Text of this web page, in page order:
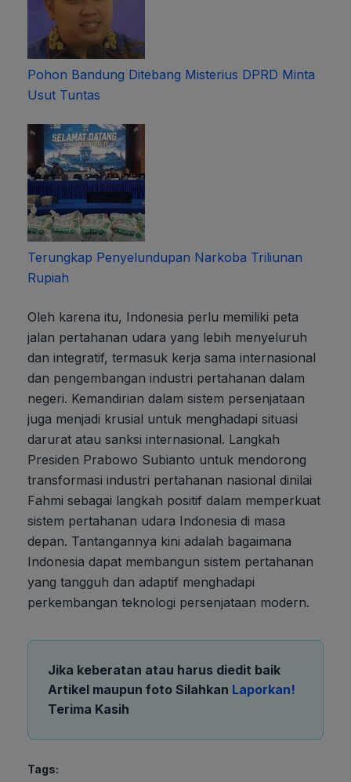
Pohon Bandung Ditebang Misterius DPRD Minta
Usut Tuntas
Terungkap Penyelundupan Narkoba Triliunan
Rupiah
Oleh karena itu, Indonesia perlu memiliki peta
jalan pertahanan udara yang lebih menyeluruh
dan integratif, termasuk kerja sama internasional
dan pengembangan industri pertahanan dalam
negeri. Kemandirian dalam sistem persenjataan
juga menjadi krusial untuk menghadapi situasi
darurat atau sanksi internasional. Langkah
Presiden Prabowo Subianto untuk mendorong
transformasi industri pertahanan nasional dinilai
Fahmi sebagai langkah positif dalam memperkuat
sistem pertahanan udara Indonesia di masa
depan. Tantangannya kini adalah bagaimana
Indonesia dapat membangun sistem pertahanan
yang tangguh dan adaptif menghadapi
perkembangan teknologi persenjataan modern.
Jika keberatan atau harus diedit baik
Artikel maupun foto Silahkan Laporkan!
Terima Kasih
Tags: